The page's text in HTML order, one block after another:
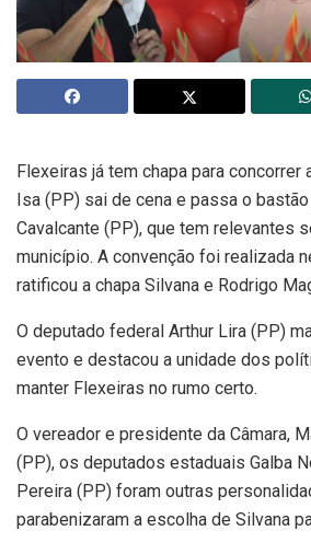
Flexeiras já tem chapa para concorrer
Isa (PP) sai de cena e passa o
Cavalcante (PP), que tem relevantes
município. A convenção foi realizada
ratificou a chapa Silvana e Rodrigo
O deputado federal Arthur Lira (PP)
evento e destacou a unidade dos
manter Flexeiras no rumo certo.
O vereador e presidente da Câmara,
(PP), os deputados estaduais Galba
Pereira (PP) foram outras
parabenizaram a escolha de Silvana